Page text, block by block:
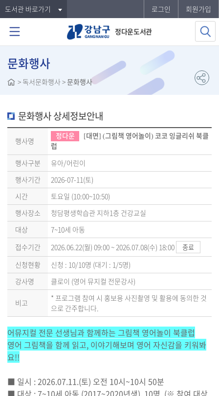
도서관 바로가기 로그인 회원가입
정다운도서관
문화행사
> 독서문화행사>문화행사
문화행사 상세정보안내
행사명 정다운
[대면] (그림책 영어놀이) 코코 잉글리쉬 북클
럽
행사구분
유아/어린이
행사기간
2026-07-11(토)
시간
토요일 (10:00~10:50)
행사장소
청담평생학습관 지하1층 건강교실
대상
7~10세 아동
접수기간
2026.06.22(월) 09:00 ~ 2026.07.08(수) 18:00 종료
신청현황
신청 : 10/10명 (대기 : 1/5명)
강사명
클로이 (영어 뮤지컬 전문강사)
비고
* 프로그램 참여 시 홍보용 사진촬영 및 활용에 동의한 것
으로 간주합니다.
어뮤지컬 전문 선생님과 함께하는 그림책 영어놀이 북클럽
영어 그림책을 함께 읽고, 이야기해보며 영어 자신감을 키워봐
요!!
■ 일시 : 2026.07.11.(토) 오전 10시~10시 50분
■ 대상 : 7~10세 아동 (2017~2020년생), 10명 (※ 참여 대상